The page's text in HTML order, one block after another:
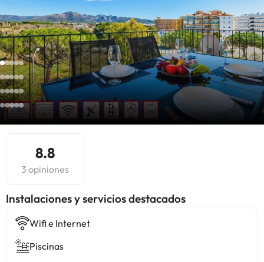
8.8
3 opiniones
Instalaciones y servicios destacados
Wifi e Internet
Piscinas